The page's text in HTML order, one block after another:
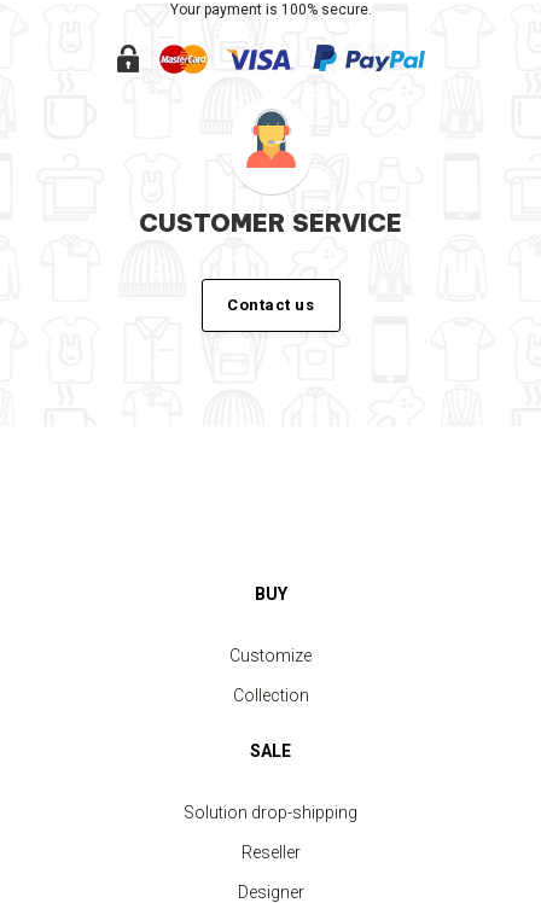
Your payment is 100% secure.
CUSTOMER SERVICE
Contact us
BUY
Customize
Collection
SALE
Solution drop-shipping
Reseller
Designer